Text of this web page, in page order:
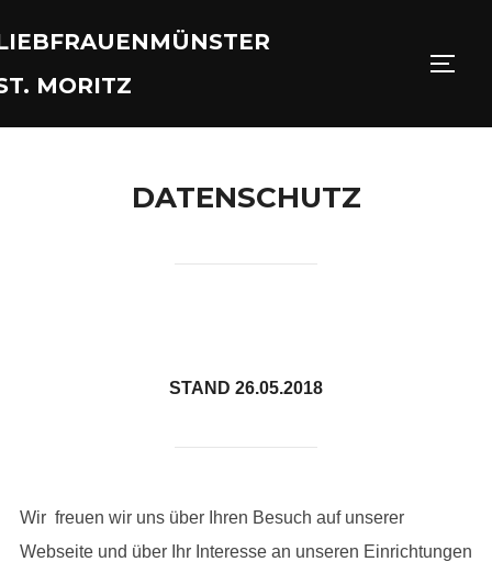
to
contentMORITZ
DATENSCHUTZ
STAND 26.05.2018
Wir freuen wir uns über Ihren Besuch auf unserer
Webseite und über Ihr Interesse an unseren Einrichtungen